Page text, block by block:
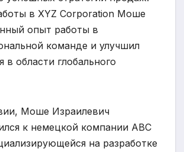
в XYZ Corporation Моше
опыт работы в
команде и улучшил
в области глобального
Моше Израилевич
к немецкой компании ABC
на разработке